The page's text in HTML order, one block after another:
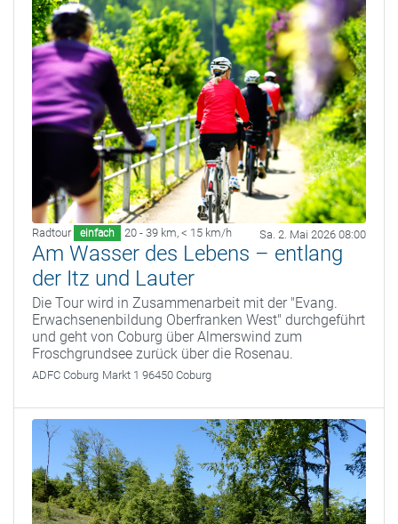
Radtour einfach 20 - 39 km, < 15 km/h Sa. 2. Mai 2026 08:00
Am Wasser des Lebens – entlang
der Itz und Lauter
Die Tour wird in Zusammenarbeit mit der "Evang.
Erwachsenenbildung Oberfranken West" durchgeführt
und geht von Coburg über Almerswind zum
Froschgrundsee zurück über die Rosenau.
ADFC Coburg Markt 1 96450 Coburg